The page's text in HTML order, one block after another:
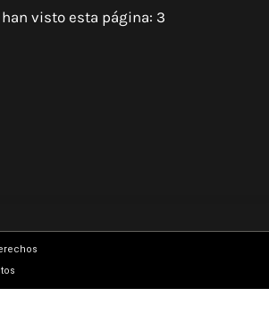
visto esta página: 3